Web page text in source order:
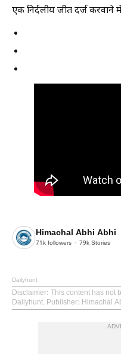
एक निर्दलीय जीत दर्ज करवाने
Himachal Abhi Abhi
71k followers 79k Stories
Dailyhunt
Disclaimer: This content has not
Dailyhunt. Publisher: Himachal